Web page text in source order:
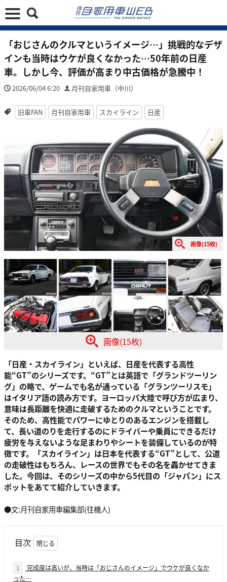
「おじさんのクルマというイメージ…」挑戦的なデザ
インも当時はウケが良くなかった…50年前の日産
車。しかし今、評価が高まり中古価格が急騰中！
2026/06/04 6:20 月刊自家用車（中川）
旧車FAN 月刊自家用車 スカイライン 日産
画像(15枚)
画像(15枚)
「日産・スカイライン」といえば、日産を代表する高性
能“GT”のシリーズです。“GT”とは英語で「グランドツーリン
グ」の略で、ゲームでも名が通っている「グランツーリスモ」
はイタリア語の読み方です。ヨーロッパ大陸で呼び方が広まり、
意味は長距離を快適に走破するためのクルマということです。
そのため、高性能でパワーにゆとりのあるエンジンを搭載し
て、長い道のりを走行するのにドライバーや乗員にできるだけ
疲労を与えないような足まわりやシートを装備しているのが特
徴です。「スカイライン」は日本を代表する“GT”として、公道
の走破性はもちろん、レースの世界でもその名を轟かせてきま
した。今回は、そのシリーズの中から5代目の「ジャパン」にス
ポットをあてて紹介していきます。
●文:月刊自家用車編集部(往機人)
目次
1
完成度は高いが、当時は「おじさんのイメージ」でウケが良くなか
った…